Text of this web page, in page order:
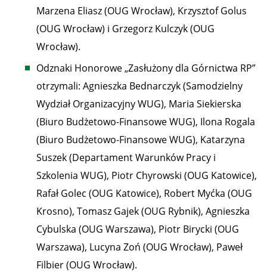
Marzena Eliasz (OUG Wrocław), Krzysztof Golus
(OUG Wrocław) i Grzegorz Kulczyk (OUG
Wrocław).
Odznaki Honorowe „Zasłużony dla Górnictwa RP”
otrzymali: Agnieszka Bednarczyk (Samodzielny
Wydział Organizacyjny WUG), Maria Siekierska
(Biuro Budżetowo-Finansowe WUG), Ilona Rogala
(Biuro Budżetowo-Finansowe WUG), Katarzyna
Suszek (Departament Warunków Pracy i
Szkolenia WUG), Piotr Chyrowski (OUG Katowice),
Rafał Golec (OUG Katowice), Robert Myćka (OUG
Krosno), Tomasz Gajek (OUG Rybnik), Agnieszka
Cybulska (OUG Warszawa), Piotr Birycki (OUG
Warszawa), Lucyna Zoń (OUG Wrocław), Paweł
Filbier (OUG Wrocław).